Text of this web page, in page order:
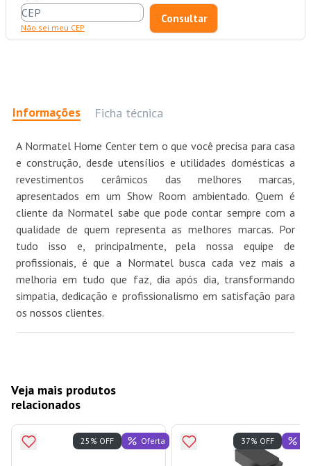
Não sei meu CEP
Informações Ficha técnica
A Normatel Home Center tem o que você precisa para casa
e construção, desde utensílios e utilidades domésticas a
revestimentos cerâmicos das melhores marcas,
apresentados em um Show Room ambientado. Quem é
cliente da Normatel sabe que pode contar sempre com a
qualidade de quem representa as melhores marcas. Por
tudo isso e, principalmente, pela nossa equipe de
profissionais, é que a Normatel busca cada vez mais a
melhoria em tudo que faz, dia após dia, transformando
simpatia, dedicação e profissionalismo em satisfação para
os nossos clientes.
Veja mais produtos
relacionados
25% OFF Oferta 37% OFF